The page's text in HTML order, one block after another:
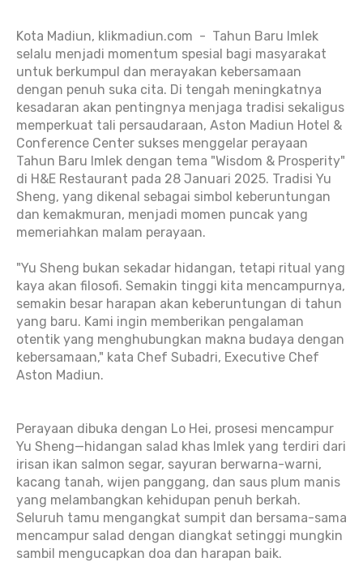
Kota Madiun, klikmadiun.com - Tahun Baru Imlek
selalu menjadi momentum spesial bagi masyarakat
untuk berkumpul dan merayakan kebersamaan
dengan penuh suka cita. Di tengah meningkatnya
kesadaran akan pentingnya menjaga tradisi sekaligus
memperkuat tali persaudaraan, Aston Madiun Hotel &
Conference Center sukses menggelar perayaan
Tahun Baru Imlek dengan tema "Wisdom & Prosperity"
di H&E Restaurant pada 28 Januari 2025. Tradisi Yu
Sheng, yang dikenal sebagai simbol keberuntungan
dan kemakmuran, menjadi momen puncak yang
memeriahkan malam perayaan.
"Yu Sheng bukan sekadar hidangan, tetapi ritual yang
kaya akan filosofi. Semakin tinggi kita mencampurnya,
semakin besar harapan akan keberuntungan di tahun
yang baru. Kami ingin memberikan pengalaman
otentik yang menghubungkan makna budaya dengan
kebersamaan," kata Chef Subadri, Executive Chef
Aston Madiun.
Perayaan dibuka dengan Lo Hei, prosesi mencampur
Yu Sheng—hidangan salad khas Imlek yang terdiri dari
irisan ikan salmon segar, sayuran berwarna-warni,
kacang tanah, wijen panggang, dan saus plum manis
yang melambangkan kehidupan penuh berkah.
Seluruh tamu mengangkat sumpit dan bersama-sama
mencampur salad dengan diangkat setinggi mungkin
sambil mengucapkan doa dan harapan baik.